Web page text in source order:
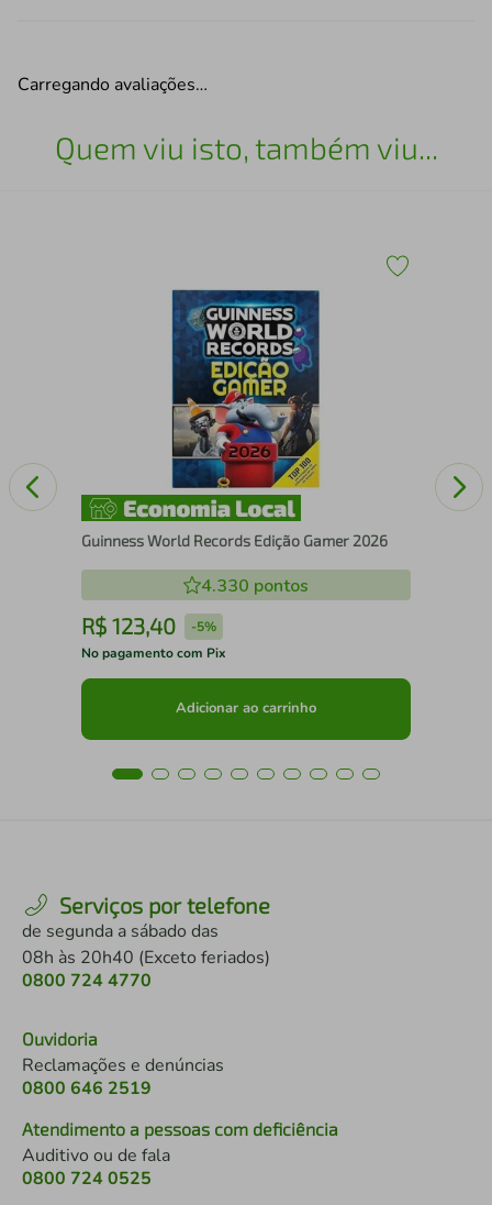
Carregando avaliações…
Quem viu isto, também viu...
Guinness World Records Edição Gamer 2026
4.330 pontos
R$ 123,40 -5%
No pagamento com Pix
Adicionar ao carrinho
Serviços por telefone
de segunda a sábado das
08h às 20h40 (Exceto feriados)
0800 724 4770
Ouvidoria
Reclamações e denúncias
0800 646 2519
Atendimento a pessoas com deficiência
Auditivo ou de fala
0800 724 0525